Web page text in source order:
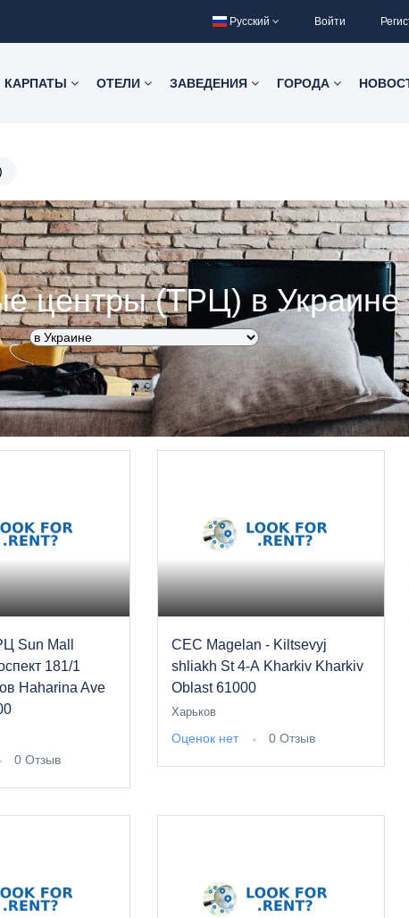
Русский Войти
КАРПАТЫ ОТЕЛИ ЗАВЕДЕНИЯ ГОРОДА
центры (ТРЦ) в Украине
Sun Mall
181/1
Haharina Ave
0 Отзыв
CEC Magelan - Kiltsevyj
shliakh St 4-А Kharkiv Kharkiv
Oblast 61000
Харьков
Оценок нет 0 Отзыв